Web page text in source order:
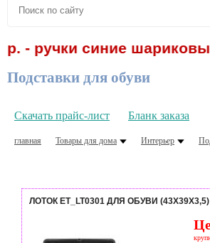
- ручки синие шариковые
Подставки для обуви
Скачать прайс-лист Бланк заказа
главная Товары для дома Интерьер
ЛОТОК ET_LT0301 ДЛЯ ОБУВИ